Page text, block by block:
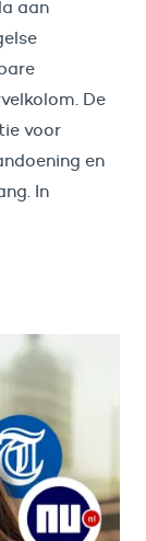
aan
De
voor
en
In